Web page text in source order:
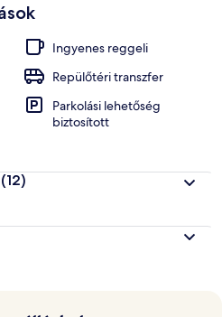
Ingyenes reggeli
Repülőtéri transzfer
Parkolási lehetőség
biztosított
(12)